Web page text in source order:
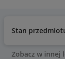
Stan
Zobacz w innej